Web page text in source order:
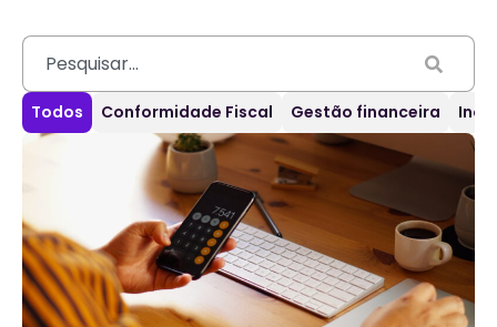
Conformidade Fiscal Gestão financeira
Todos